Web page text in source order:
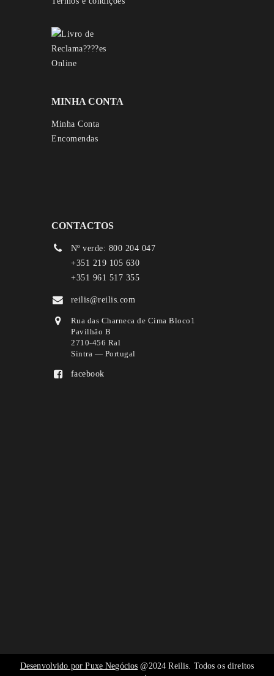
MINHA CONTA
Minha Conta
Encomendas
CONTACTOS
Nº verde: 800 204 047
+351 219 105 630
+351 961 517 355
reilis@reilis.com
Rua das Charneca de Cima Bloco1
Pavilhão B
2710-456 Ral
Sintra — Portugal
facebook
Desenvolvido por Puxe Negócios @2024 Reilis. Todos os direitos